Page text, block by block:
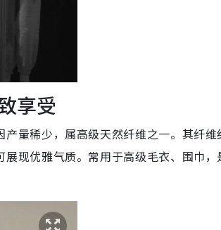
享受
量稀少，属高级天然纤维之一。其纤维
现优雅气质。常用于高级毛衣、围巾，